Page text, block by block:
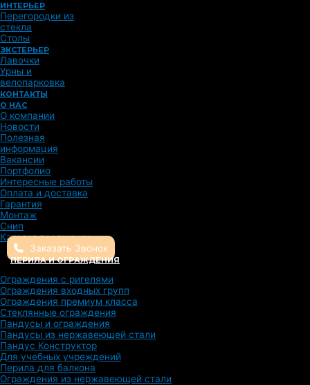
ИНТЕРЬЕР
Перегородки из
стекла
Столы
ЭКСТЕРЬЕР
Лавочки
Урны и
велопарковка
КОНТАКТЫ
О НАС
О компании
Новости
Полезная
информация
Вакансии
Портфолио
Интересные работы
Оплата и доставка
Гарантия
Монтаж
Снип
Каталог продукции
Заказать Звонок
ПЕРИЛА И ОГРАЖДЕНИЯ
Ограждения с ригелями
Ограждения входных групп
Ограждения премиум класса
Стеклянные ограждения
Пандусы и ограждения
Пандусы из нержавеющей стали
Пандус Конструктор
Для учебных учреждений
Перила для балкона
Ограждения из нержавеющей стали